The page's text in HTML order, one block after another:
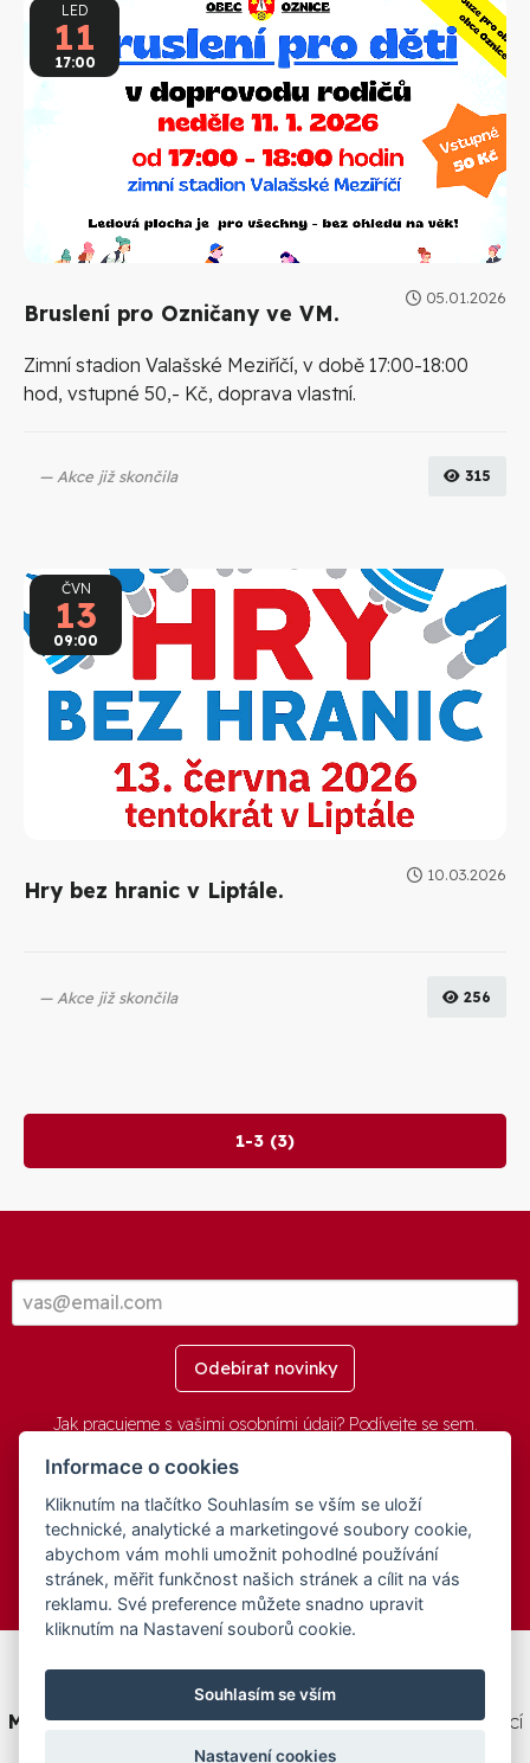
LED
11
17:00
05.01.2026
Bruslení pro Ozničany ve VM.
Zimní stadion Valašské Meziříčí, v době 17:00-18:00
hod, vstupné 50,- Kč, doprava vlastní.
Akce již skončila 315
ČVN
13
09:00
10.03.2026
Hry bez hranic v Liptále.
Akce již skončila 256
1-3 (3)
Odebírat novinky
Jak pracujeme s vašimi osobními údaji? Podívejte se sem.
© 2016-2026 -aGovernment.cz&Obec Oznice. Software:
aGovernment, Verze:4.0.1.1 - Beta. Číslo Licence: 74274001
Všechna práva vyhrazenaOchrana osobních údajů,Přístupnost
Tento web byl spolufinancován v rámci programu
Medializujeme ČESKO.czna podporu a modernizaci obcí
ČR.
Informace o cookies
Kliknutím na tlačítko Souhlasím se vším se uloží
technické, analytické a marketingové soubory cookie,
abychom vám mohli umožnit pohodlné používání
stránek, měřit funkčnost našich stránek a cílit na vás
reklamu. Své preference můžete snadno upravit
kliknutím na Nastavení souborů cookie.
Souhlasím se vším
Nastavení cookies